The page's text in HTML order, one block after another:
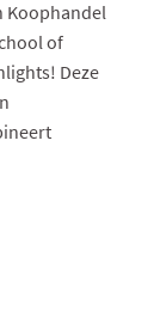
Koophandel
of
Deze